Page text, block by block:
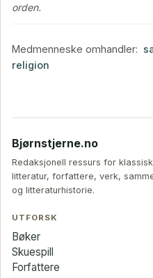
orden.
Medmenneske omhandler:
religion
Bjørnstjerne.no
Redaksjonell ressurs for
litteratur, forfattere, verk,
og litteraturhistorie.
UTFORSK
Bøker
Skuespill
Forfattere